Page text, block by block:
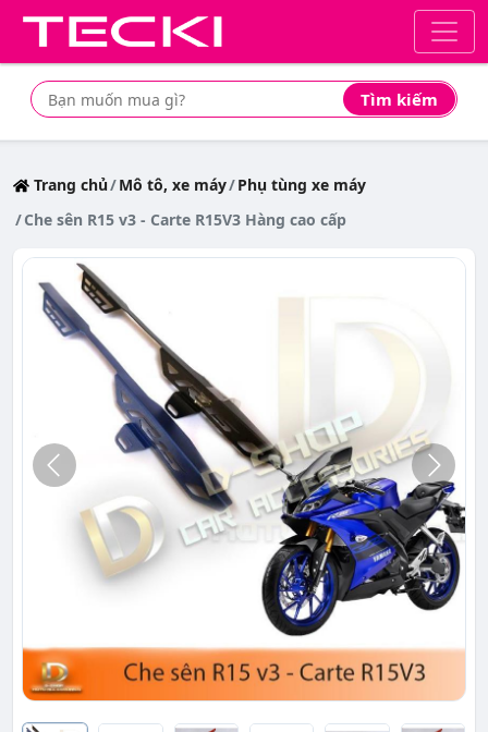
Tìm kiếm
Tìm mua sản phẩm giá rẻ nhất
Trang chủ Mô tô, xe máy Phụ tùng xe máy
Che sên R15 v3 - Carte R15V3 Hàng cao cấp